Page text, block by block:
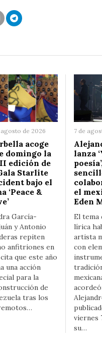
agosto de 2026
acoge
domingo la
edición de
Starlite
bajo el
‘Peace &
García-
y Antonio
repiten
anfitriones en
que este año
una acción
para la
de
tras los
7 de
lanza
el
Eden
El tema
lírica
artista
con
viernes
su…